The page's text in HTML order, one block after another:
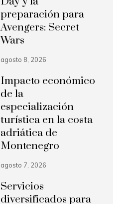
preparación para
Avengers: Secret
Wars
agosto 8, 2026
Impacto económico
de la
especialización
turística en la costa
adriática de
Montenegro
agosto 7, 2026
Servicios
diversificados para